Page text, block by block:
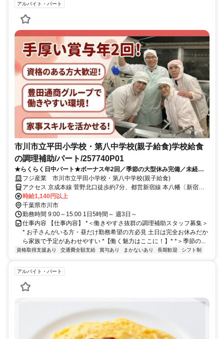
アルバイト・パート
市川市立平田小学校・第八中学校(親子給食)学校給食
の調理補助/パート/257740P01
★らくらく日中パート★ボーナス年2回／季節の大型休み完備／未経験
歓迎／給食が格安で食べられる！
フジ産業 市川市立平田小学校・第八中学校(親子給食)
アクセス 京成本線 菅野北口徒歩約7分、都営新宿線 本八幡〔新宿
線〕A3口徒歩約11分、ＪＲ総武本線 本八幡〔ＪＲ〕北口徒歩約13分
時給1,140円以上
千葉県市川市
勤務時間 9:00～15:00 1日5時間～ 週3日～
仕事内容 【仕事内容】 *＜働きやすさ抜群の調理補助スタッフ募集＞
* お子さんがいる方・昼だけ勤務希望の方必見 土日は完全お休みだか
ら家族で予定があわせやすい *【働く魅力はここに！】* *＞季節の...
資格取得支援あり 交通費全額支給 賞与あり まかないあり 長期歓迎 シフト制
アルバイト・パート